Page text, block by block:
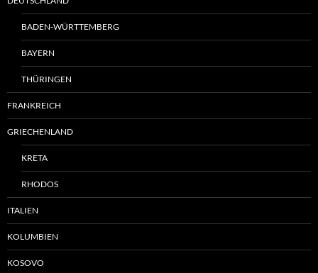
BADEN-WÜRTTEMBERG
BAYERN
THÜRINGEN
FRANKREICH
GRIECHENLAND
KRETA
RHODOS
ITALIEN
KOLUMBIEN
KOSOVO